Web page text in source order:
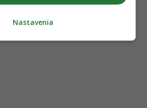
Nastavenia